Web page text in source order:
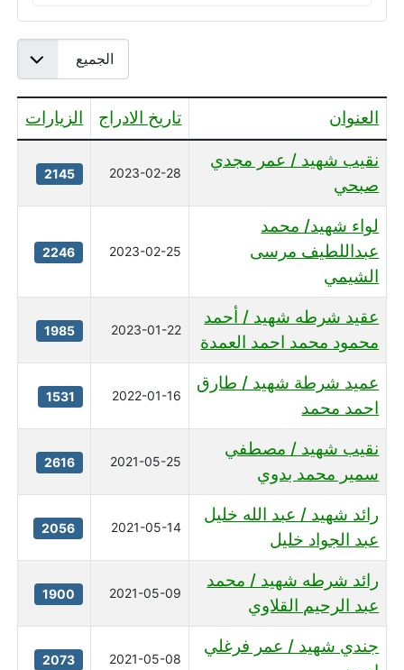
عدد الإظهارات:
جدول المقالات
العنوان تاريخ الادراج الزيارات
نقيب شهيد / عمر مجدي
صبحي
2023-02-28
2145
لواء شهيد/ محمد
عبداللطيف مرسى
الشيمي
2023-02-25
2246
عقيد شرطه شهيد / أحمد
محمود محمد احمد العمدة
2023-01-22
1985
عميد شرطة شهيد / طارق
احمد محمد
2022-01-16
1531
نقيب شهيد / مصطفي
سمير محمد بدوي
2021-05-25
2616
رائد شهيد / عبد الله خليل
عبد الجواد خليل
2021-05-14
2056
رائد شرطه شهيد / محمد
عبد الرحيم القلاوي
2021-05-09
1900
جندي شهيد / عمر فرغلي
2021-05-08
2073